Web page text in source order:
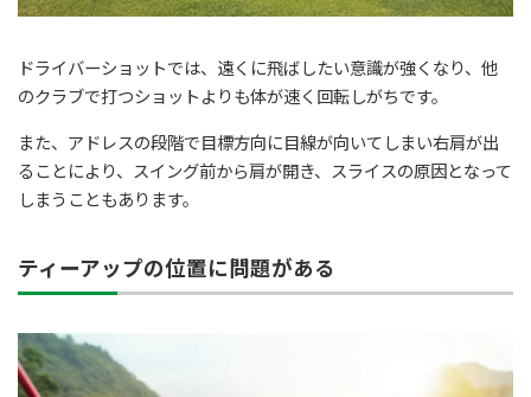
ドライバーショットでは、遠くに飛ばしたい意識が強くなり、他
のクラブで打つショットよりも体が速く回転しがちです。
また、アドレスの段階で目標方向に目線が向いてしまい右肩が出
ることにより、スイング前から肩が開き、スライスの原因となって
しまうこともあります。
ティーアップの位置に問題がある